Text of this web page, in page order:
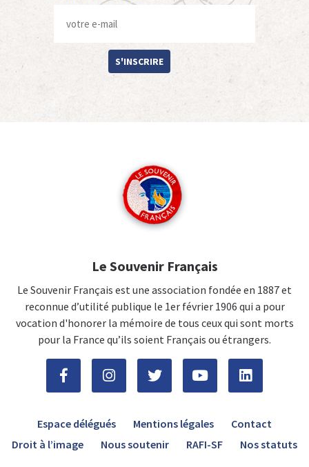
S'INSCRIRE
Le Souvenir Français
Le Souvenir Français est une association fondée en 1887 et
reconnue d’utilité publique le 1er février 1906 qui a pour
vocation d'honorer la mémoire de tous ceux qui sont morts
pour la France qu’ils soient Français ou étrangers.
Espace délégués Mentions légales
Contact
Droit à l’image
Nous soutenir RAFI-SF Nos statuts